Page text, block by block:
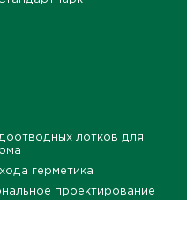
лотков для
герметика
проектирование